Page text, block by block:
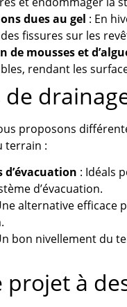
dues au gel : En
fissures sur les
mousses et
rendant les
de
proposons
terrain :
d’évacuation : Idéals
d’évacuation.
alternative efficace
bon nivellement du
projet à